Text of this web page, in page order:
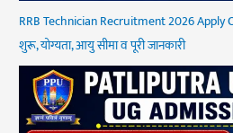
RRB Technician Recruitment 2026 Apply
शुरू, योग्यता, आयु सीमा व पूरी जानकारी